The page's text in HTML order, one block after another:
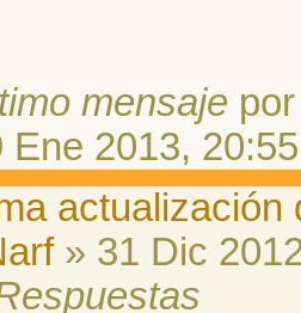
mensaje
Ene 2013, 20:55
actualización
» 31 Dic